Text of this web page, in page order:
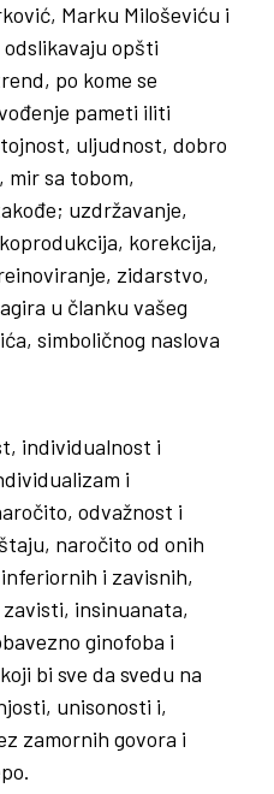
Marku Miloševiću i
opšti
po kome se
pameti iliti
uljudnost, dobro
mir sa tobom,
uzdržavanje,
korekcija,
zidarstvo,
u članku vašeg
simboličnog naslova
individualnost i
i
odvažnost i
naročito od onih
i zavisnih,
insinuanata,
ginofoba i
bi sve da svedu na
unisonosti i,
zamornih govora i